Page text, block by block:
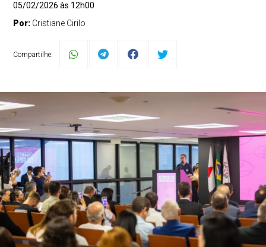
05/02/2026 às 12h00
Por: Cristiane Cirilo
Compartilhe: